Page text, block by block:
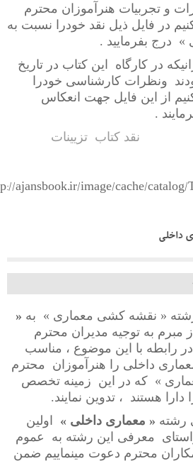
و تجربیات هنرآموزان محترم
در فایل ذیل نقد خودرا نسبت به
» درج بفرمایید .
در کارگاه این کتاب در تاریخ
ونظرات کارشناسی خودرا
از این فایل جهت انعکاس
.
نقد کتاب تزیینات
داخلی
« نقشه کشی معماری » به «
مبرم به توجیه مدیران محترم
رابطه با این موضوع ، مناسب
داخلی را هنرآموزان محترم
» که در این زمینه تخصص
هستند ، تدوین نمایند.
رشته « معماری داخلی » اولین
معرفی این رشته به عموم
محترم دعوت مینماییم ضمن